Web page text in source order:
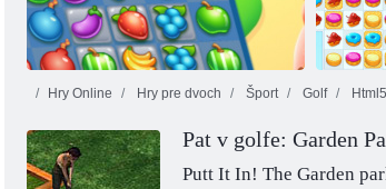
Ideálna obežná dráha
Cafe
Home
Cookie
Hry Online Hry pre dvoch Šport Golf Html5
Pat v golfe: Garden
Putt It In! The Garden